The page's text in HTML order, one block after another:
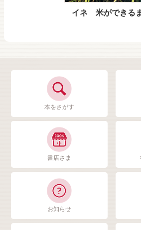
イネ 米ができる
本をさがす
書店さま
お知らせ